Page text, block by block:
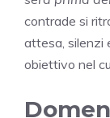
contrade si
attesa, silenzi
obiettivo nel